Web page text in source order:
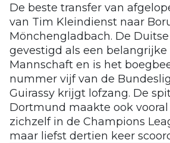
De beste transfer van
van Tim Kleindienst naar
Mönchengladbach. De
gevestigd als een belangrijke
Mannschaft en is het
nummer vijf van de
Guirassy krijgt lofzang. De
Dortmund maakte ook
zichzelf in de Champions
maar liefst dertien keer